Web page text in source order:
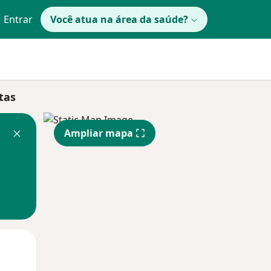
Entrar Você atua na área da saúde?
Ampliar mapa